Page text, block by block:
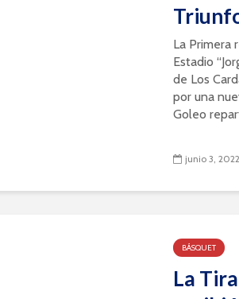
La Primera
Estadio
de Los
por una
Goleo
junio 3, 2022
BÁSQUET
La